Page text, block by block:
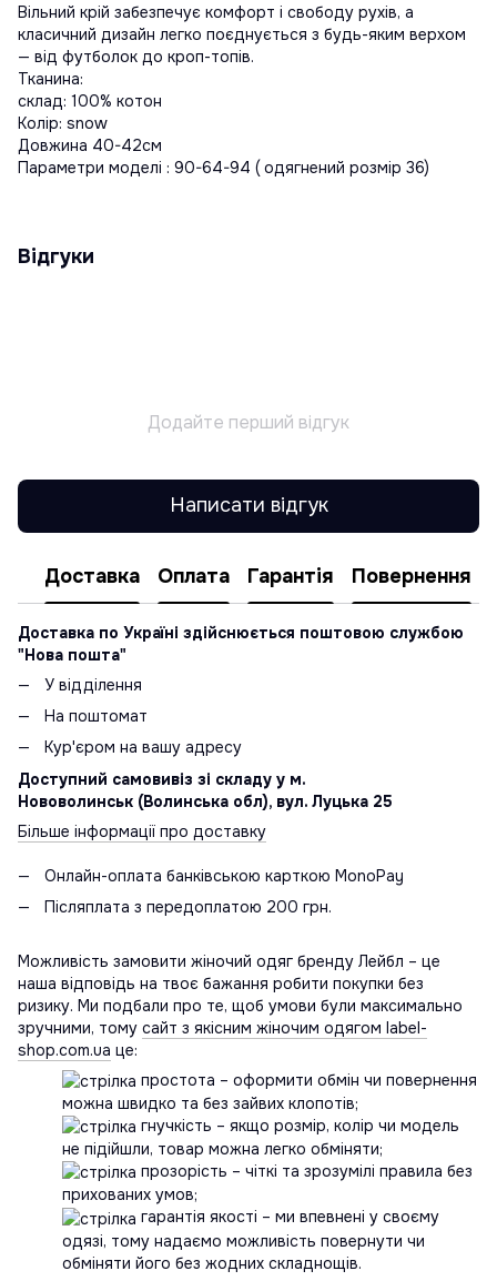
Вільний крій забезпечує комфорт і свободу рухів, а
класичний дизайн легко поєднується з будь-яким верхом
— від футболок до кроп-топів.
Тканина:
склад: 100% котон
Колір: snow
Довжина 40-42см
Параметри моделі : 90-64-94 ( одягнений розмір 36)
Відгуки
Додайте перший відгук
Написати відгук
Доставка Оплата Гарантія Повернення
Доставка по Україні здійснюється поштовою службою
"Нова пошта"
У відділення
На поштомат
Кур'єром на вашу адресу
Доступний самовивіз зі складу у м.
Нововолинськ (Волинська обл), вул. Луцька 25
Більше інформації про доставку
Онлайн-оплата банківською карткою MonoPay
Післяплата з передоплатою 200 грн.
Можливість замовити жіночий одяг бренду Лейбл – це
наша відповідь на твоє бажання робити покупки без
ризику. Ми подбали про те, щоб умови були максимально
зручними, тому сайт з якісним жіночим одягом label-
shop.com.ua це:
простота – оформити обмін чи повернення
можна швидко та без зайвих клопотів;
гнучкість – якщо розмір, колір чи модель
не підійшли, товар можна легко обміняти;
прозорість – чіткі та зрозумілі правила без
прихованих умов;
гарантія якості – ми впевнені у своєму
одязі, тому надаємо можливість повернути чи
обміняти його без жодних складнощів.